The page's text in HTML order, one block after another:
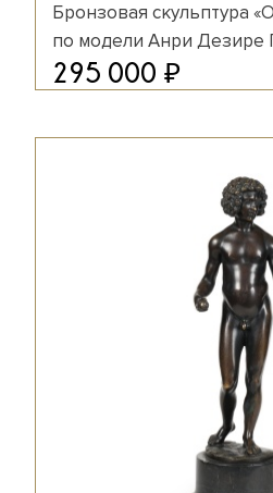
Бронзовая скульптура
по модели Анри Дезире
295 000 ₽